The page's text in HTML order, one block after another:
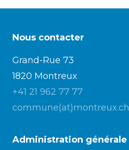
Nous contacter
Grand-Rue 73
1820 Montreux
+41 21 962 77 77
commune(at)montreux.ch
Administration générale